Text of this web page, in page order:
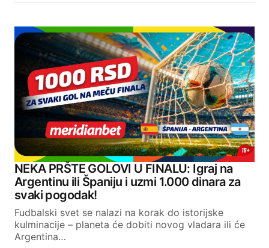
NEKA PRŠTE GOLOVI U FINALU: Igraj na
Argentinu ili Španiju i uzmi 1.000 dinara za
svaki pogodak!
Fudbalski svet se nalazi na korak do istorijske
kulminacije – planeta će dobiti novog vladara ili će
Argentina…